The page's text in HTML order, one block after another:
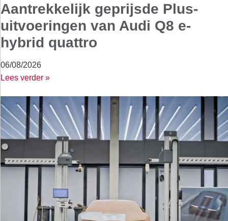
Aantrekkelijk geprijsde Plus-
uitvoeringen van Audi Q8 e-
hybrid quattro
06/08/2026
Lees verder »